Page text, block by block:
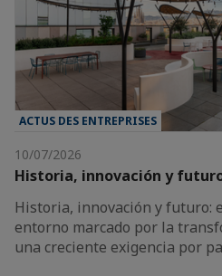
ACTUS DES ENTREPRISES
10/07/2026
Historia, innovación y
Historia, innovación y futuro:
entorno marcado por la
una creciente exigencia por